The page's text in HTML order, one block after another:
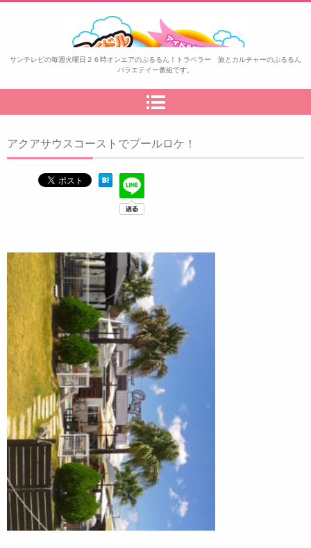
ぷるるん！トラベラー
サンテレビの毎週火曜日２６時オンエアのぷるるん！トラベラー 旅とカルチャーのぷるるん
バラエテイー番組です。
アクアサウスコーストでプールロケ！